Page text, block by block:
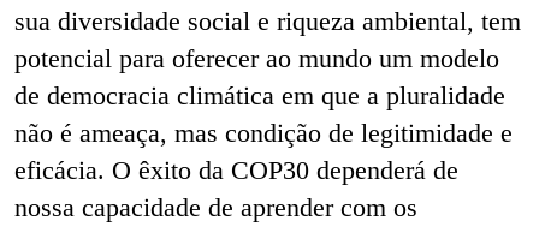
sua diversidade social e riqueza ambiental, tem
potencial para oferecer ao mundo um modelo
de democracia climática em que a pluralidade
não é ameaça, mas condição de legitimidade e
eficácia. O êxito da COP30 dependerá de
nossa capacidade de aprender com os